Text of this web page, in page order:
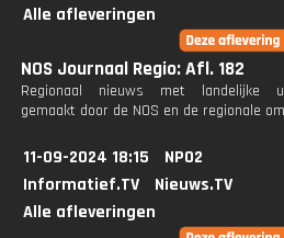
Alle afleveringen
NOS Journaal Regio: Afl. 182
Regionaal nieuws met landelijke
gemaakt door de NOS en de regionale
11-09-2024 18:15
NPO2
Informatief.TV
Nieuws.TV
Alle afleveringen